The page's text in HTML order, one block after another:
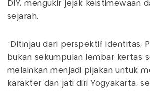
DIY, mengukir jejak keistimewaan
sejarah.
"Ditinjau dari perspektif identitas,
bukan sekumpulan lembar kertas
melainkan menjadi pijakan untuk
karakter dan jati diri Yogyakarta,